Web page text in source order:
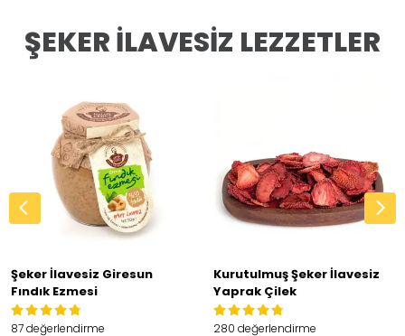
ŞEKER İLAVESİZ LEZZETLER
Şeker İlavesiz Giresun
Fındık Ezmesi
87 değerlendirme
Kurutulmuş Şeker İlavesiz
Yaprak Çilek
280 değerlendirme